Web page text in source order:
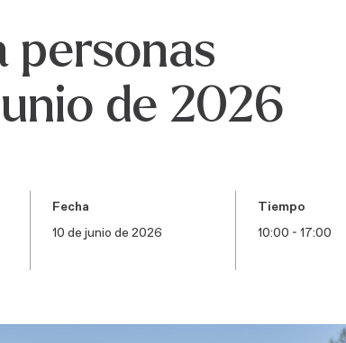
personas
de 2026
Fecha
10 de junio de 2026
Tiempo
10:00 - 17:00